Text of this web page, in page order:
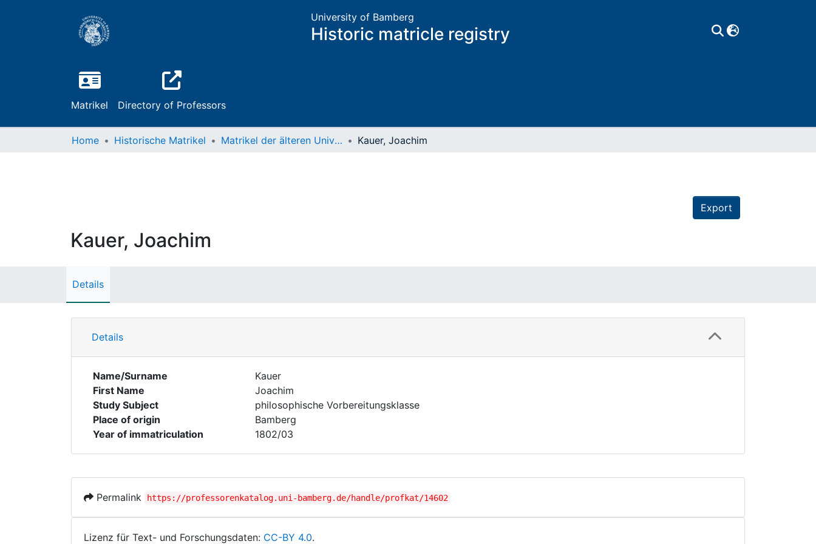
University of Bamberg
Historic matricle registry
Matrikel Directory of Professors
Home Historische Matrikel Matrikel der älteren Universität Kauer, Joachim
Export
Kauer, Joachim
Details
Details
Name/Surname
Kauer
First Name
Joachim
Study Subject
philosophische Vorbereitungsklasse
Place of origin
Bamberg
Year of immatriculation
1802/03
Permalink https://professorenkatalog.uni-bamberg.de/handle/profkat/14602
Lizenz für Text- und Forschungsdaten: CC-BY 4.0.